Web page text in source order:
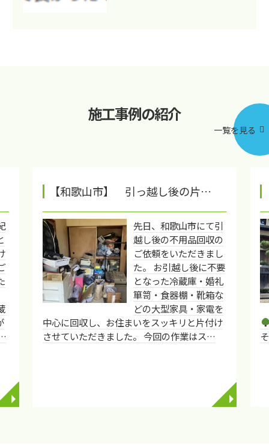
施工事例の紹介
一覧を見る
◥
【和歌山市】 引っ越し後の片…
先日、和歌山市にて引
越し後の不用品回収の
ご依頼をいただきまし
た。 お引越し後に不要
となった冷蔵庫・婚礼
箪笥・食器棚・靴箱な
どの大型家具・家電を
中心に回収し、お住まいをスッキリと片付け
させていただきました。 今回の作業はス…
◥